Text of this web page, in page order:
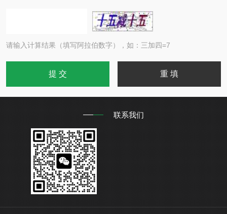
请输入计算结果（填写阿拉伯数字），如：三加四=7
联系我们